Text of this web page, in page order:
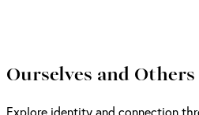
Ourselves and Others
Explore identity and connection